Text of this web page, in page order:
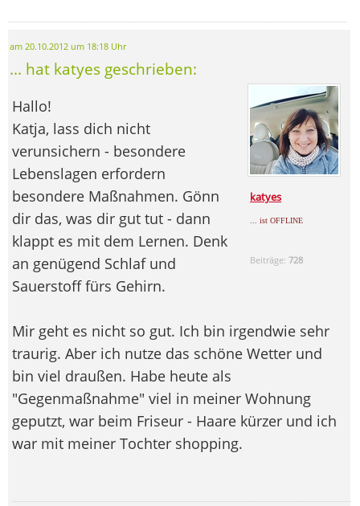
am 20.10.2012 um 18:18 Uhr
... hat katyes geschrieben:
katyes
... ist OFFLINE
Beiträge:728
Hallo!
Katja, lass dich nicht
verunsichern - besondere
Lebenslagen erfordern
besondere Maßnahmen. Gönn
dir das, was dir gut tut - dann
klappt es mit dem Lernen. Denk
an genügend Schlaf und
Sauerstoff fürs Gehirn.
Mir geht es nicht so gut. Ich bin irgendwie sehr
traurig. Aber ich nutze das schöne Wetter und
bin viel draußen. Habe heute als
"Gegenmaßnahme" viel in meiner Wohnung
geputzt, war beim Friseur - Haare kürzer und ich
war mit meiner Tochter shopping.